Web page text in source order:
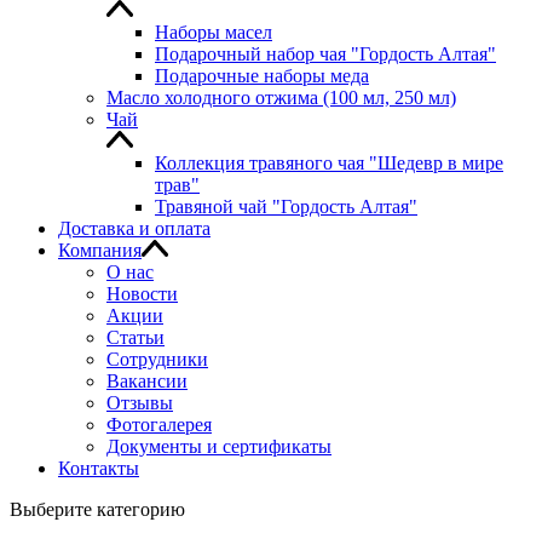
Наборы масел
Подарочный набор чая "Гордость Алтая"
Подарочные наборы меда
Масло холодного отжима (100 мл, 250 мл)
Чай
Коллекция травяного чая "Шедевр в мире
трав"
Травяной чай "Гордость Алтая"
Доставка и оплата
Компания
О нас
Новости
Акции
Статьи
Сотрудники
Вакансии
Отзывы
Фотогалерея
Документы и сертификаты
Контакты
Выберите категорию